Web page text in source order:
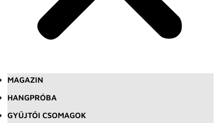
MAGAZIN
HANGPRÓBA
GYŰJTŐI CSOMAGOK